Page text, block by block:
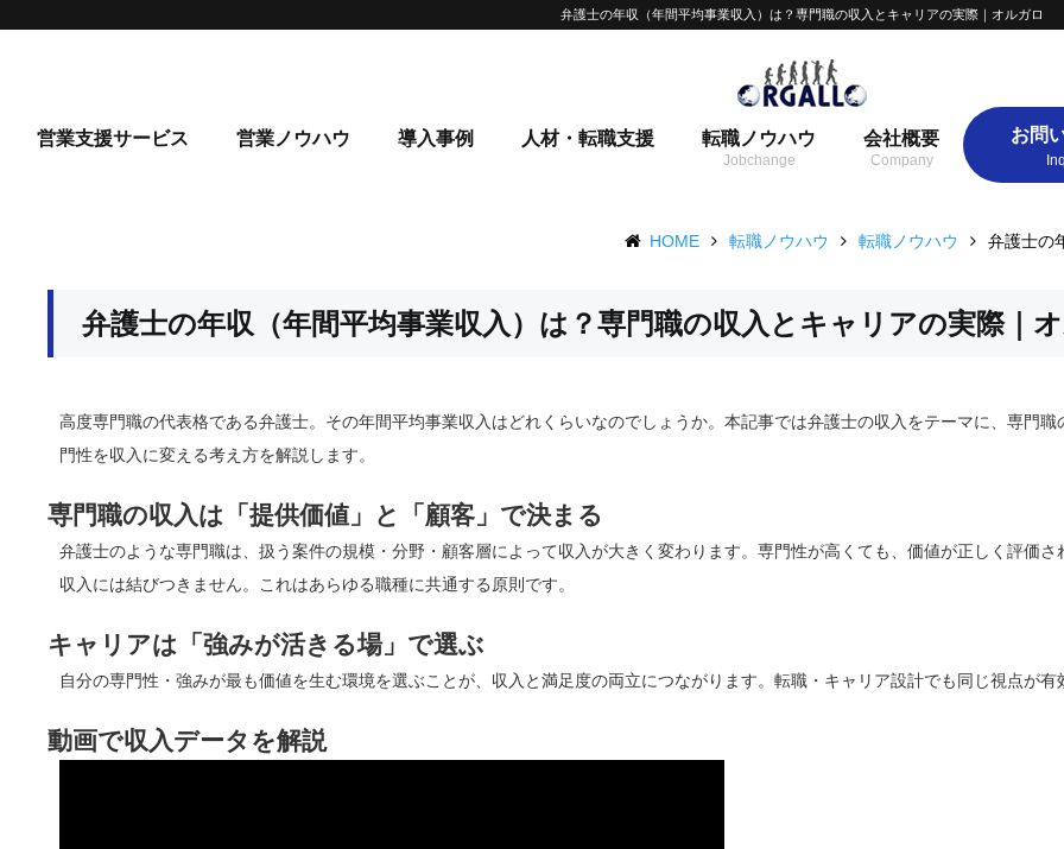
弁護士の年収（年間平均事業収入）は？専門職の収入とキャリアの実際｜オルガロ
営業支援サービス 営業ノウハウ 導入事例 人材・転職支援 転職ノウハウ 会社概要 お問
HOME 転職ノウハウ 転職ノウハウ 弁護士の
弁護士の年収（年間平均事業収入）は？専門職の収入とキャリアの実際｜
高度専門職の代表格である弁護士。その年間平均事業収入はどれくらいなのでしょうか。本記事では弁護士の収入をテーマに、専門職
門性を収入に変える考え方を解説します。
専門職の収入は「提供価値」と「顧客」で決まる
弁護士のような専門職は、扱う案件の規模・分野・顧客層によって収入が大きく変わります。専門性が高くても、価値が正しく評価さ
収入には結びつきません。これはあらゆる職種に共通する原則です。
キャリアは「強みが活きる場」で選ぶ
自分の専門性・強みが最も価値を生む環境を選ぶことが、収入と満足度の両立につながります。転職・キャリア設計でも同じ視点が有
動画で収入データを解説